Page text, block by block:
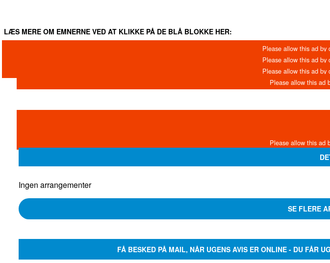
LÆS MERE OM EMNERNE VED AT KLIKKE PÅ DE BLÅ BLOKKE HER:
Ingen arrangementer
SE FLERE
FÅ BESKED PÅ MAIL, NÅR UGENS AVIS ER ONLINE - DU FÅR